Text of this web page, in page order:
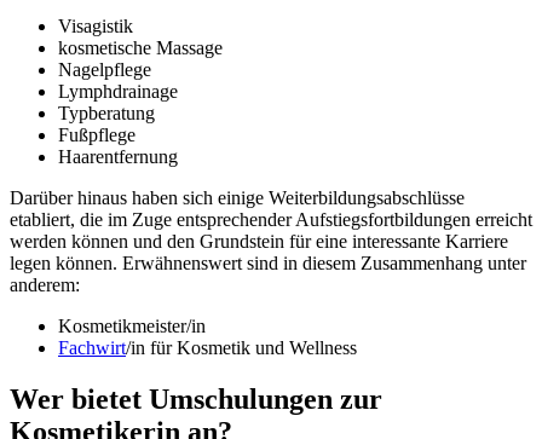
Visagistik
kosmetische Massage
Nagelpflege
Lymphdrainage
Typberatung
Fußpflege
Haarentfernung
Darüber hinaus haben sich einige Weiterbildungsabschlüsse
etabliert, die im Zuge entsprechender Aufstiegsfortbildungen erreicht
werden können und den Grundstein für eine interessante Karriere
legen können. Erwähnenswert sind in diesem Zusammenhang unter
anderem:
Kosmetikmeister/in
Fachwirt/in für Kosmetik und Wellness
Wer bietet Umschulungen zur
Kosmetikerin an?